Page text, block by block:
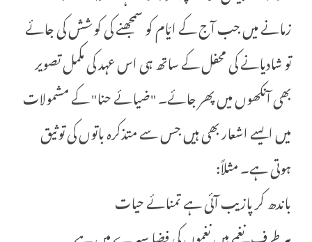
زمانے میں جب آج کے ایّام کو سمجھنے کی کوشش کی جائے
تو شادیانے کی محفل کے ساتھ ہی اس عہد کی مکمل تصویر
بھی آنکھوں میں پھر جائے۔ "ضیائے حنا" کے مشمولات
میں ایسے اشعار بھی ہیں جس سے متذکرہ باتوں کی توثیق
ہوتی ہے۔ مثلاً:
باندھ کر پازیب آئی ہے تمنائے حیات